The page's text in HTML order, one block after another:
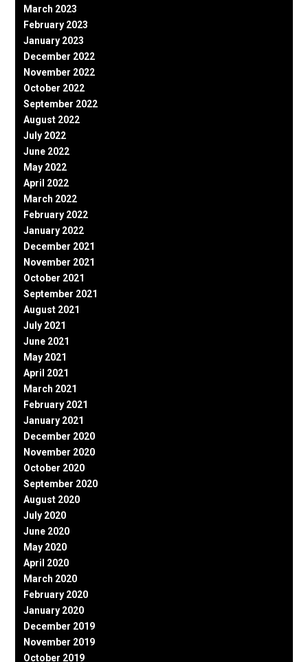
March 2023
February 2023
January 2023
December 2022
November 2022
October 2022
September 2022
August 2022
July 2022
June 2022
May 2022
April 2022
March 2022
February 2022
January 2022
December 2021
November 2021
October 2021
September 2021
August 2021
July 2021
June 2021
May 2021
April 2021
March 2021
February 2021
January 2021
December 2020
November 2020
October 2020
September 2020
August 2020
July 2020
June 2020
May 2020
April 2020
March 2020
February 2020
January 2020
December 2019
November 2019
October 2019